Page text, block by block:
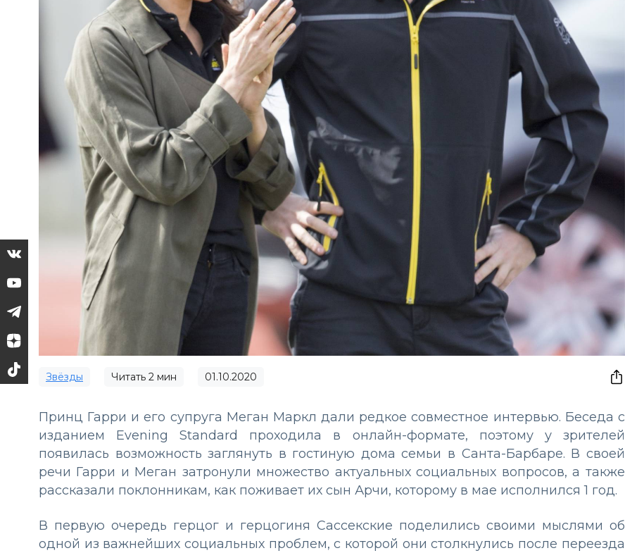
Звёзды Читать 2 мин 01.10.2020
Принц Гарри и его супруга Меган Маркл дали редкое совместное интервью. Беседа с
изданием Evening Standard проходила в онлайн-формате, поэтому у зрителей
появилась возможность заглянуть в гостиную дома семьи в Санта-Барбаре. В своей
речи Гарри и Меган затронули множество актуальных социальных вопросов, а также
рассказали поклонникам, как поживает их сын Арчи, которому в мае исполнился 1 год.
В первую очередь герцог и герцогиня Сассекские поделились своими мыслями об
одной из важнейших социальных проблем, с которой они столкнулись после переезда